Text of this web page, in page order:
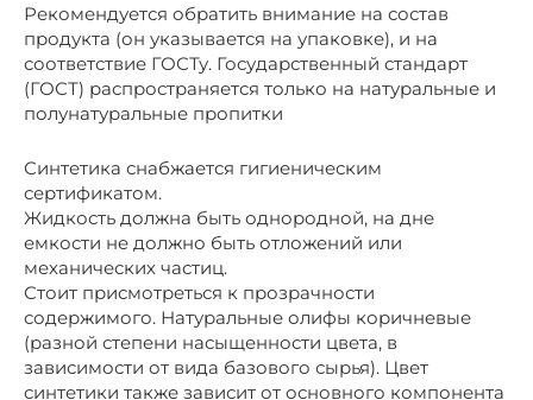
Рекомендуется обратить внимание на состав
продукта (он указывается на упаковке), и на
соответствие ГОСТу. Государственный стандарт
(ГОСТ) распространяется только на натуральные и
полунатуральные пропитки
Синтетика снабжается гигиеническим
сертификатом.
Жидкость должна быть однородной, на дне
емкости не должно быть отложений или
механических частиц.
Стоит присмотреться к прозрачности
содержимого. Натуральные олифы коричневые
(разной степени насыщенности цвета, в
зависимости от вида базового сырья). Цвет
синтетики также зависит от основного компонента